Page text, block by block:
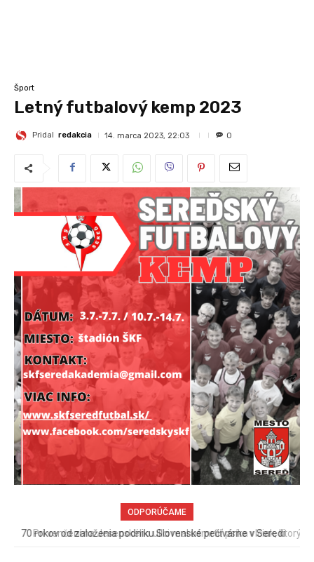
Šport
Letný futbalový kemp 2023
Pridal redakcia 14. marca 2023, 22:03 0
ODPORÚČAME
Pri venčení na Jesenského ulici mal usmrtiť psíka vlčiak, ktorý